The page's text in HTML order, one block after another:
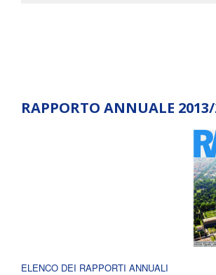
RAPPORTO ANNUALE
ELENCO DEI RAPPORTI ANNUALI